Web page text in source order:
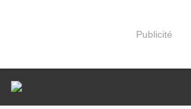
Publicité